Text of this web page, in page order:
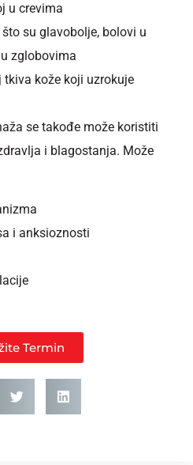
u crevima
su glavobolje, bolovi u
zglobovima
tkiva kože koji uzrokuje
se takođe može koristiti
i blagostanja. Može
i anksioznosti
Termin